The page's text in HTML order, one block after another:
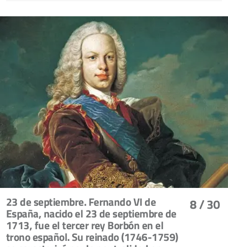
8/ 30
23 de septiembre. Fernando VI de
España, nacido el 23 de septiembre de
1713, fue el tercer rey Borbón en el
trono español. Su reinado (1746-1759)